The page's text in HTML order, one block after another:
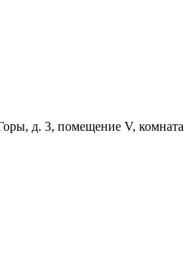
д. 3, помещение V, комната